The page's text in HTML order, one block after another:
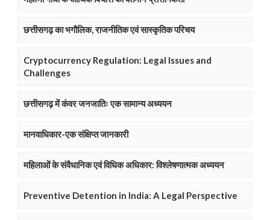
छत्तीसगढ़ का भगौलिक, राजनीतिक एवं सास्कृतिक परिचय
Cryptocurrency Regulation: Legal Issues and
Challenges
छत्तीसगढ़ में कंवर जनजातिः एक सामान्य अध्ययन
मानवाधिकार-एक संक्षिप्त जानकारी
महिलाओं के संवैधानिक एवं विधिक अधिकार: विश्लेषणात्मक अध्ययन
Preventive Detention in India: A Legal Perspective